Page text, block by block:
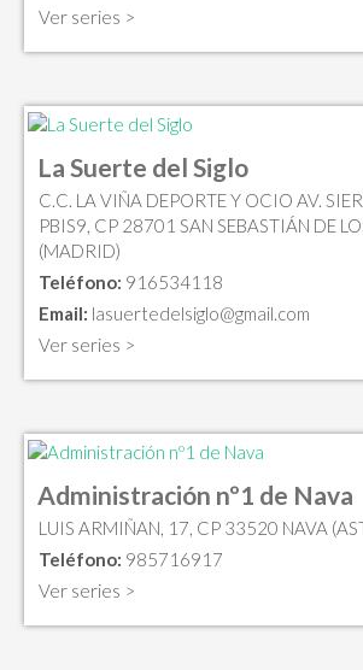
Ver series >
La Suerte del Siglo
C.C. LA VIÑA DEPORTE Y OCIO AV.
PBIS9, CP 28701 SAN SEBASTIÁN DE
(MADRID)
Teléfono: 916534118
Email: lasuertedelsiglo@gmail.com
Ver series >
Administración nº1 de Nava
LUIS ARMIÑAN, 17, CP 33520 NAVA
Teléfono: 985716917
Ver series >